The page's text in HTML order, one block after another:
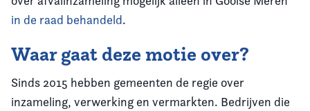
in de raad behandeld.
Waar gaat deze motie over?
Sinds 2015 hebben gemeenten de regie over
inzameling, verwerking en vermarkten. Bedrijven die